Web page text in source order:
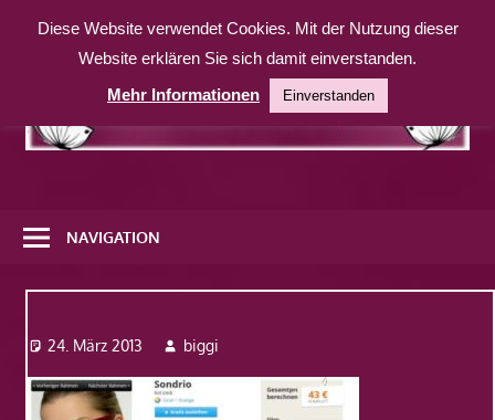
Inhalt
weitere
Website
NAVIGATION
24. März 2013 biggi
Diese Website verwendet Cookies. Mit der Nutzung dieser
Website erklären Sie sich damit einverstanden.
Mehr Informationen
Einverstanden